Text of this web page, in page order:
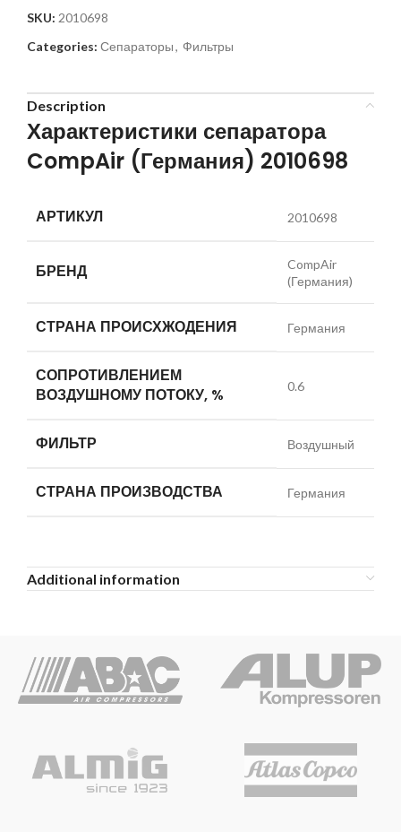
SKU: 2010698
Categories: Сепараторы, Фильтры
Description
Характеристики сепаратора
CompAir (Германия) 2010698
АРТИКУЛ 2010698
БРЕНД
CompAir
(Германия)
СТРАНА ПРОИСХЖОДЕНИЯ Германия
СОПРОТИВЛЕНИЕМ
ВОЗДУШНОМУ ПОТОКУ, %
0.6
ФИЛЬТР Воздушный
СТРАНА ПРОИЗВОДСТВА Германия
Additional information